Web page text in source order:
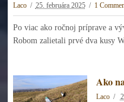
Laco 25. februára 2025 1
Po viac ako ročnoj príprave a
Robom zalietali prvé dva kusy
Ako
Laco